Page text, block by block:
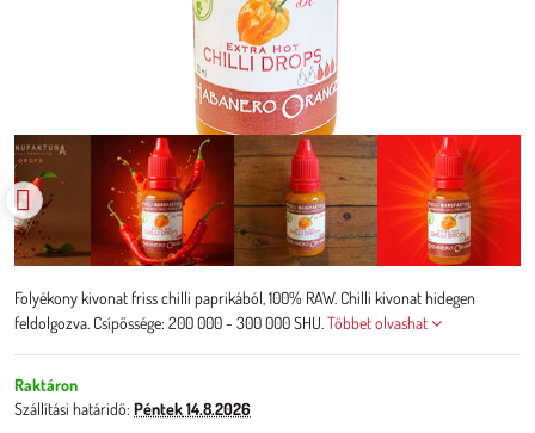
Folyékony kivonat friss chilli paprikából, 100% RAW. Chilli kivonat hidegen
feldolgozva. Csípőssége: 200 000 - 300 000 SHU. Többet olvashat
Raktáron
Szállítási határidő: Péntek14.8.2026